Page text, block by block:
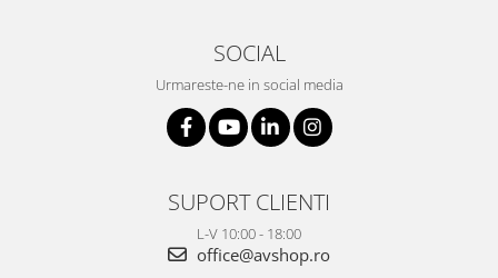
SOCIAL
Urmareste-ne in social media
SUPORT CLIENTI
L-V 10:00 - 18:00
office@avshop.ro